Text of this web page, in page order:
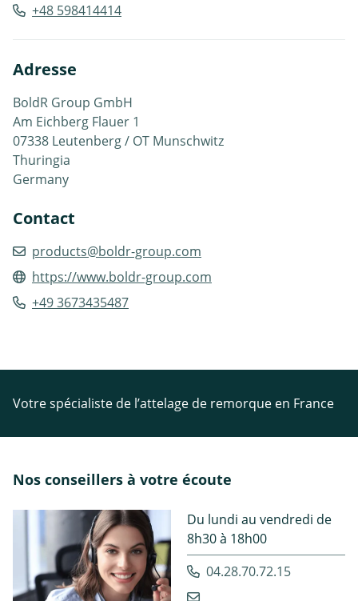
+48 598414414
Adresse
BoldR Group GmbH
Am Eichberg Flauer 1
07338 Leutenberg / OT Munschwitz
Thuringia
Germany
Contact
products@boldr-group.com
https://www.boldr-group.com
+49 3673435487
Votre spécialiste de l’attelage de remorque en France
Nos conseillers à votre écoute
Du lundi au vendredi de
8h30 à 18h00
04.28.70.72.15